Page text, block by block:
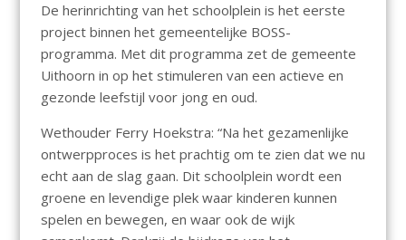
De herinrichting van het schoolplein is het eerste
project binnen het gemeentelijke BOSS-
programma. Met dit programma zet de gemeente
Uithoorn in op het stimuleren van een actieve en
gezonde leefstijl voor jong en oud.
Wethouder Ferry Hoekstra: “Na het gezamenlijke
ontwerpproces is het prachtig om te zien dat we nu
echt aan de slag gaan. Dit schoolplein wordt een
groene en levendige plek waar kinderen kunnen
spelen en bewegen, en waar ook de wijk